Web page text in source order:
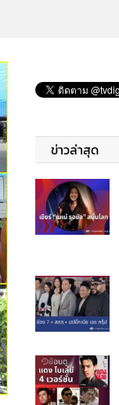
ข่าวล่าสุด